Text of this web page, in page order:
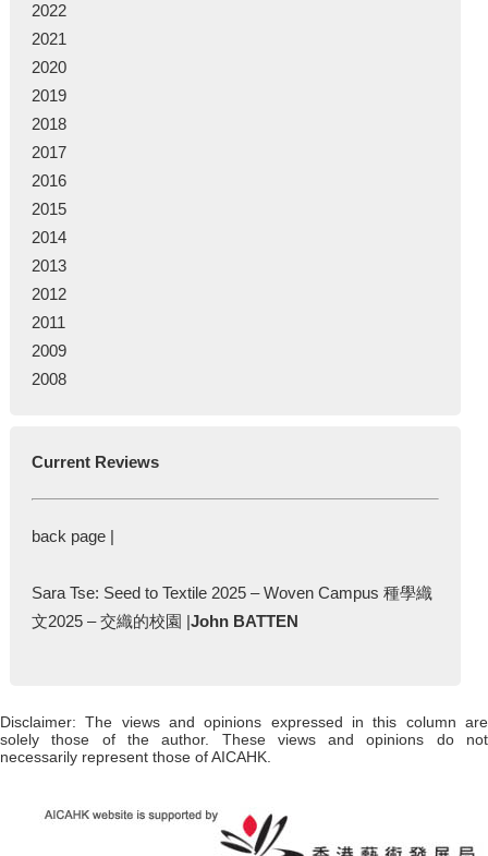
2022
2021
2020
2019
2018
2017
2016
2015
2014
2013
2012
2011
2009
2008
Current Reviews
back page |
Sara Tse: Seed to Textile 2025 – Woven Campus 種學織
文2025 – 交織的校園 |John BATTEN
Disclaimer: The views and opinions expressed in this column are
solely those of the author. These views and opinions do not
necessarily represent those of AICAHK.